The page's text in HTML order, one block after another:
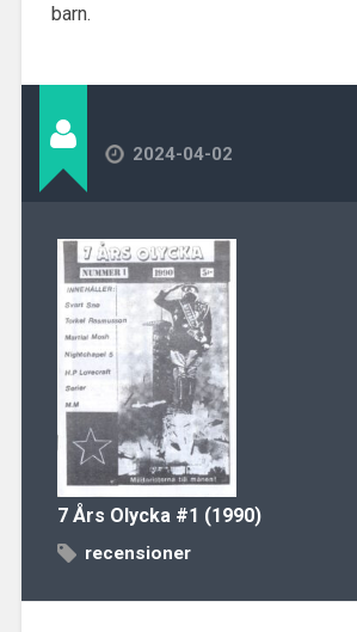
barn.
2024-04-02
7 Års Olycka #1 (1990)
recensioner